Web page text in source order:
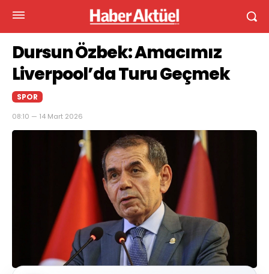
Dursun Özbek: Amacımız
Liverpool’da Turu Geçmek
SPOR
08:10 — 14 Mart 2026